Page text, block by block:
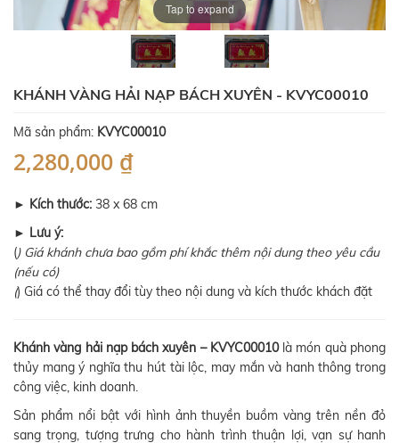
Tap to expand
KHÁNH VÀNG HẢI NẠP BÁCH XUYÊN - KVYC00010
Mã sản phẩm: KVYC00010
2,280,000 ₫
► Kích thước: 38 x 68 cm
► Lưu ý:
() Giá khánh chưa bao gồm phí khắc thêm nội dung theo yêu cầu
(nếu có)
() Giá có thể thay đổi tùy theo nội dung và kích thước khách đặt
Khánh vàng hải nạp bách xuyên – KVYC00010là món quà phong
thủy mang ý nghĩa thu hút tài lộc, may mắn và hanh thông trong
công việc, kinh doanh.
Sản phẩm nổi bật với hình ảnh thuyền buồm vàng trên nền đỏ
sang trọng, tượng trưng cho hành trình thuận lợi, vạn sự hanh